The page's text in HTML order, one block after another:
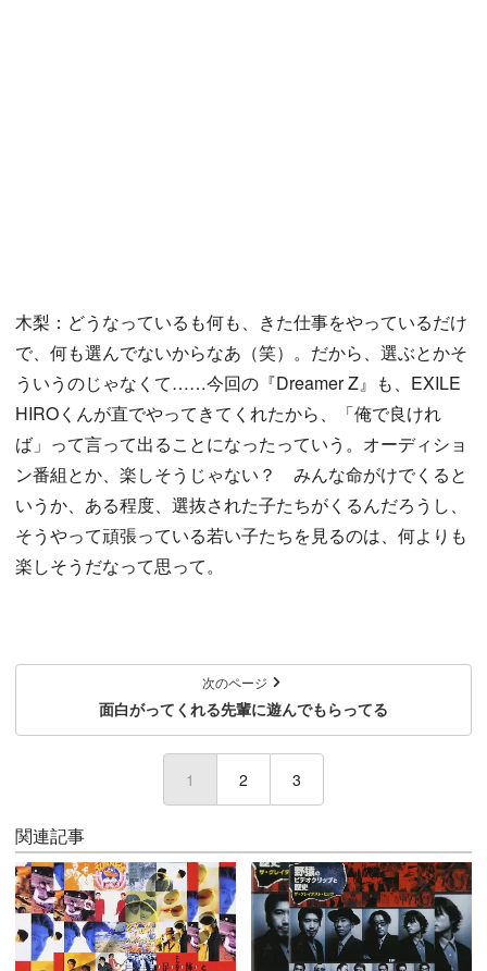
木梨：どうなっているも何も、きた仕事をやっているだけ
で、何も選んでないからなあ（笑）。だから、選ぶとかそ
ういうのじゃなくて……今回の『Dreamer Z』も、EXILE
HIROくんが直でやってきてくれたから、「俺で良けれ
ば」って言って出ることになったっていう。オーディショ
ン番組とか、楽しそうじゃない？ みんな命がけでくると
いうか、ある程度、選抜された子たちがくるんだろうし、
そうやって頑張っている若い子たちを見るのは、何よりも
楽しそうだなって思って。
次のページ
面白がってくれる先輩に遊んでもらってる
1 (current)
2 3
関連記事